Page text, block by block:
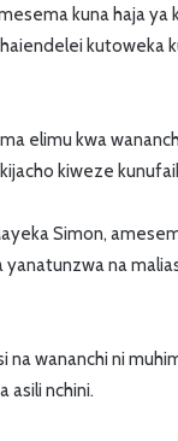
kuna haja
kutoweka
elimu kwa
kiweze
Simon,
yanatunzwa na
wananchi ni
asili nchini.